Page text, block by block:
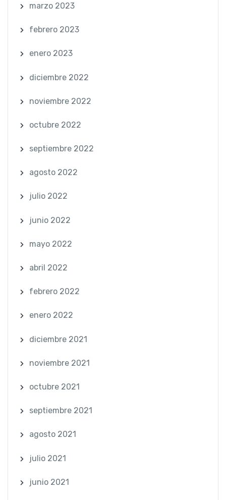
marzo 2023
febrero 2023
enero 2023
diciembre 2022
noviembre 2022
octubre 2022
septiembre 2022
agosto 2022
julio 2022
junio 2022
mayo 2022
abril 2022
febrero 2022
enero 2022
diciembre 2021
noviembre 2021
octubre 2021
septiembre 2021
agosto 2021
julio 2021
junio 2021